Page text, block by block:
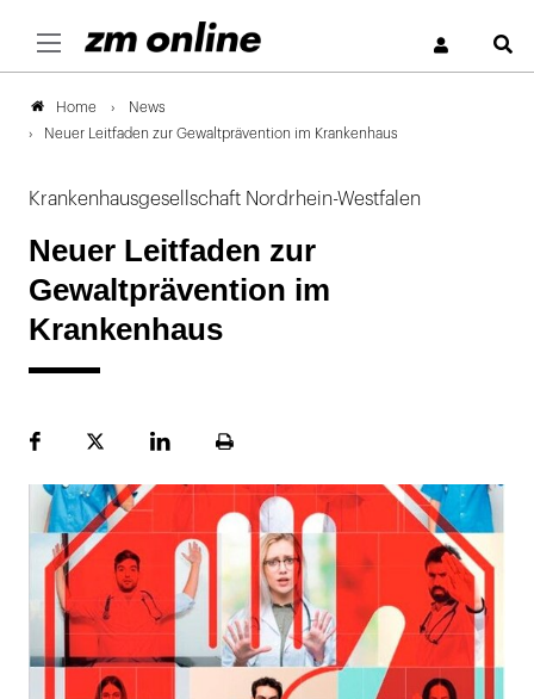
Home
News
Neuer Leitfaden zur Gewaltprävention im Krankenhaus
Krankenhausgesellschaft Nordrhein-Westfalen
Neuer Leitfaden zur
Gewaltprävention im
Krankenhaus
FacebookPlattformLinekdInSeite